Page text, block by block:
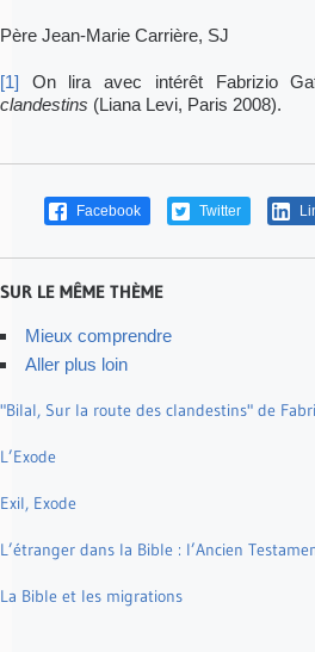
Père Jean-Marie Carrière, SJ
[1] On lira avec intérêt Fabrizio
clandestins (Liana Levi, Paris 2008).
Facebook Twitter
SUR LE MÊME THÈME
Mieux comprendre
Aller plus loin
"Bilal, Sur la route des clandestins" de
L’Exode
Exil, Exode
L’étranger dans la Bible : l’Ancien
La Bible et les migrations